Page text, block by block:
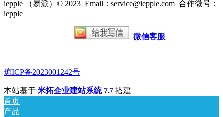
iepple （易派）© 2023 Email：service@iepple.com 合作微号：
iepple
微信客服
琼ICP备2023001242号
本站基于 米拓企业建站系统 7.7 搭建
首页
产品